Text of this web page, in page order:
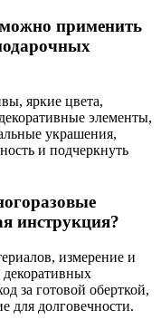
применить
яркие цвета,
элементы,
украшения,
и подчеркнуть
инструкция?
измерение и
за готовой оберткой,
для долговечности.